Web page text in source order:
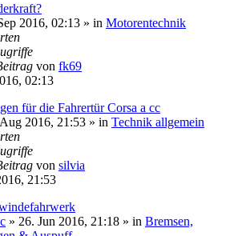
2016, 02:13 » in Motorentechnik
von fk69
02:13
für die Fahrertür Corsa a cc
2016, 21:53 » in Technik allgemein
von silvia
21:53
» 26. Jun 2016, 21:18 » in Bremsen,